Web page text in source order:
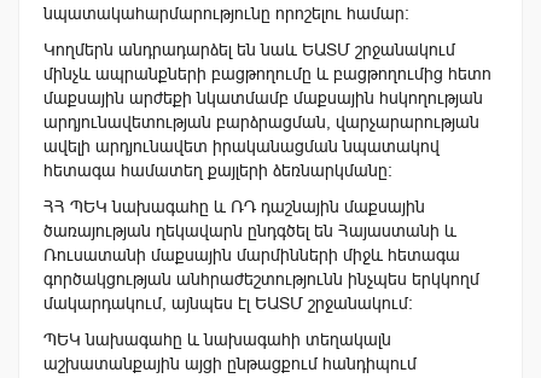
նպատակահարմարությունը որոշելու համար:
Կողմերն անդրադարձել են նաև ԵԱՏՄ շրջանակում
մինչև ապրանքների բացթողումը և բացթողումից հետո
մաքսային արժեքի նկատմամբ մաքսային հսկողության
արդյունավետության բարձրացման, վարչարարության
ավելի արդյունավետ իրականացման նպատակով
հետագա համատեղ քայլերի ձեռնարկմանը:
ՀՀ ՊԵԿ նախագահը և ՌԴ դաշնային մաքսային
ծառայության ղեկավարն ընդգծել են Հայաստանի և
Ռուսատանի մաքսային մարմինների միջև հետագա
գործակցության անհրաժեշտությունն ինչպես երկկողմ
մակարդակում, այնպես էլ ԵԱՏՄ շրջանակում:
ՊԵԿ նախագահը և նախագահի տեղակալն
աշխատանքային այցի ընթացքում հանդիպում